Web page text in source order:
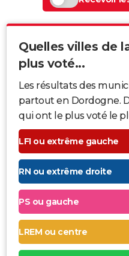
Quelles villes de
plus voté...
Les résultats des
partout en Dordogne.
qui ont le plus voté le
LFI ou extrême gauche
RN ou extrême droite
PS ou gauche
LREM ou centre